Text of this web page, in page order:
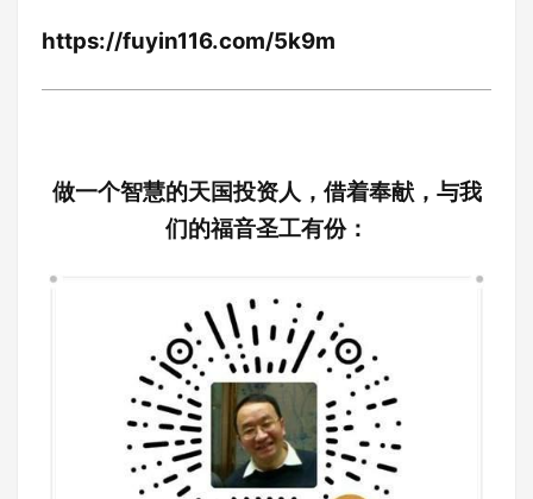
https://fuyin116.com/5k9m
做一个智慧的天国投资人，借着奉献，与我
们的福音圣工有份：